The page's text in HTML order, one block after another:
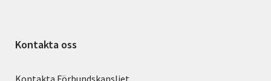
Kontakta oss
Kontakta Förbundskansliet